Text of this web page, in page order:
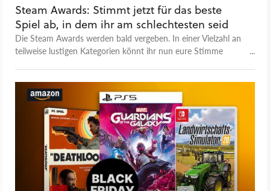
Steam Awards: Stimmt jetzt für das beste
Spiel ab, in dem ihr am schlechtesten seid
Die Steam Awards werden bald vergeben. In einer Vielzahl an
teilweise lustigen Kategorien könnt ihr nun eure Stimme